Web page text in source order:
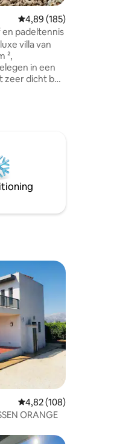
Gemiddelde
4,89 (185)
padeltennis
villa van
²,
in een
zeer dicht bij
en exclusieve
u uit om,
tot de deur te
auto te
of Alicante
recensies
Gemiddelde
4,82 (108)
ORANGE